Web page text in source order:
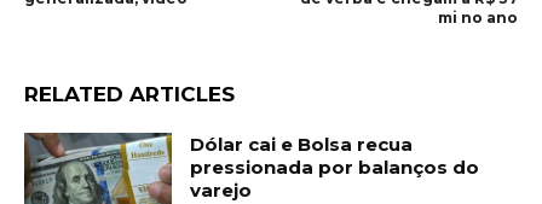
mi no ano
RELATED ARTICLES
Dólar cai e Bolsa recua
pressionada por balanços do
varejo